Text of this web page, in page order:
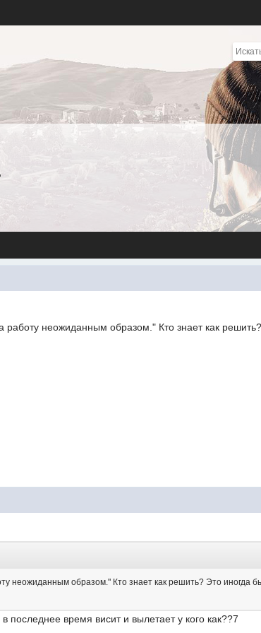
неожиданным образом." Кто знает как
неожиданным образом." Кто знает как решить? Это иногда
последнее время висит и вылетает у кого как??7